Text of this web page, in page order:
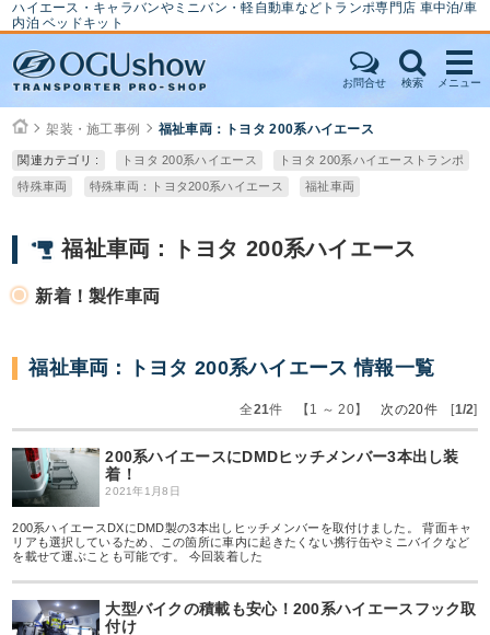
ハイエース・キャラバンやミニバン・軽自動車などトランポ専門店 車中泊/車
内泊 ベッドキット
お問合せ 検索 メニュー
架装・施工事例 福祉車両：トヨタ 200系ハイエース
関連カテゴリ : トヨタ 200系ハイエース
トヨタ 200系ハイエーストランポ
特殊車両
特殊車両：トヨタ200系ハイエース 福祉車両
福祉車両：トヨタ 200系ハイエース
新着！製作車両
福祉車両：トヨタ 200系ハイエース 情報一覧
全21件 【1 ～ 20】 次の20件[1/2]
200系ハイエースにDMDヒッチメンバー3本出し装
着！
2021年1月8日
200系ハイエースDXにDMD製の3本出しヒッチメンバーを取付けました。 背面キャ
リアも選択しているため、この箇所に車内に起きたくない携行缶やミニバイクなど
を載せて運ぶことも可能です。 今回装着した
大型バイクの積載も安心！200系ハイエースフック取
付け